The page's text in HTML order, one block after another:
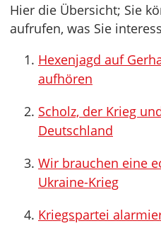
Hier die Übersicht; Sie
aufrufen, was Sie
Hexenjagd auf
aufhören
Scholz, der Krieg
Deutschland
Wir brauchen eine
Ukraine-Krieg
Kriegspartei